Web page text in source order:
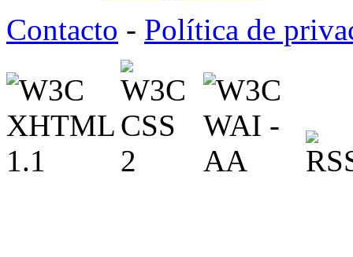
Contacto - Política de